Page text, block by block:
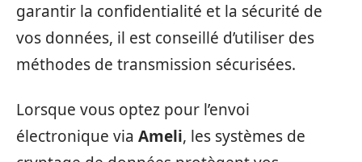
garantir la confidentialité et la sécurité de
vos données, il est conseillé d’utiliser des
méthodes de transmission sécurisées.
Lorsque vous optez pour l’envoi
électronique via Ameli, les systèmes de